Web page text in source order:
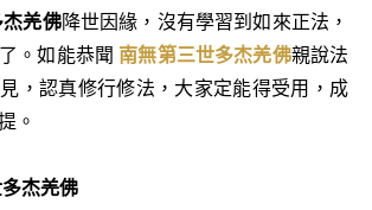
羌佛降世因緣，沒有學習到如來正法，
。如能恭聞 南無第三世多杰羌佛親說法
，認真修行修法，大家定能得受用，成
。
杰羌佛